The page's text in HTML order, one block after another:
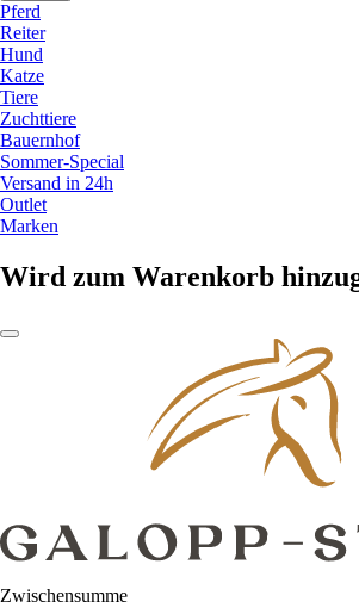
Pferd
Reiter
Hund
Katze
Tiere
Zuchttiere
Bauernhof
Sommer-Special
Versand in 24h
Outlet
Marken
Wird zum Warenkorb
Zwischensumme